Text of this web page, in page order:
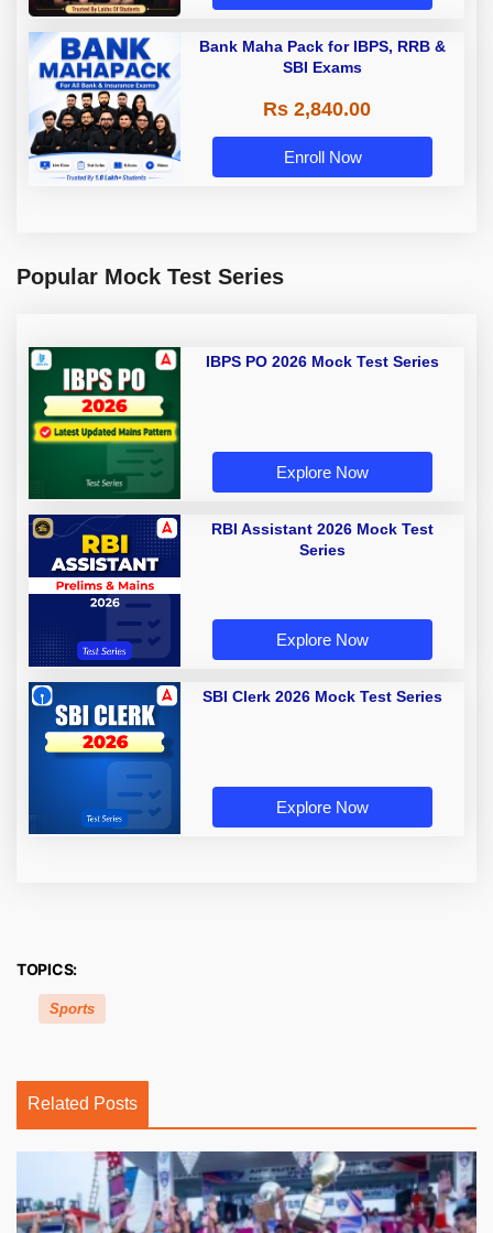
Bank Maha Pack for IBPS, RRB &
SBI Exams
Rs 2,840.00
Enroll Now
Popular Mock Test Series
IBPS PO 2026 Mock Test Series
Explore Now
RBI Assistant 2026 Mock Test
Series
Explore Now
SBI Clerk 2026 Mock Test Series
Explore Now
TOPICS:
Sports
Related Posts